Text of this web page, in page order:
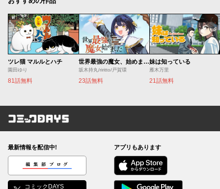
ツレ猫 マルルとハチ
園田ゆり
81話無料
世界最強の魔女、始めました ～私だけ『攻略サイト』を見れる世界で自由に生きます～
坂木持丸/riritto/戸賀環
23話無料
妹は知っている
雁木万里
21話無料
コミックDAYS
最新情報を配信中!
編集部ブログ
コミックDAYS
アプリもあります